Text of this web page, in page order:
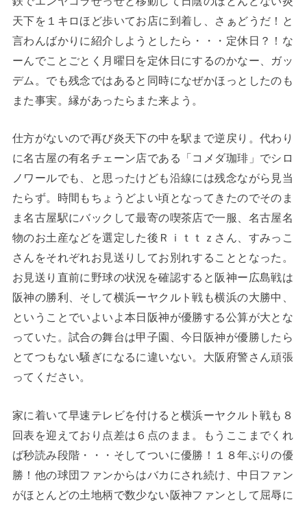
天下を１キロほど歩いてお店に到着し、さぁどうだ！と
言わんばかりに紹介しようとしたら・・・定休日？！な
ーんでことごとく月曜日を定休日にするのかなー、ガッ
デム。でも残念ではあると同時になぜかほっとしたのも
また事実。縁があったらまた来よう。
仕方がないので再び炎天下の中を駅まで逆戻り。代わり
に名古屋の有名チェーン店である「コメダ珈琲」でシロ
ノワールでも、と思ったけども沿線には残念ながら見当
たらず。時間もちょうどよい頃となってきたのでそのま
ま名古屋駅にバックして最寄の喫茶店で一服、名古屋名
物のお土産などを選定した後Ｒｉｔｔｚさん、すみっこ
さんをそれぞれお見送りしてお別れすることとなった。
お見送り直前に野球の状況を確認すると阪神ー広島戦は
阪神の勝利、そして横浜ーヤクルト戦も横浜の大勝中、
ということでいよいよ本日阪神が優勝する公算が大とな
っていた。試合の舞台は甲子園、今日阪神が優勝したら
とてつもない騒ぎになるに違いない。大阪府警さん頑張
ってください。
家に着いて早速テレビを付けると横浜ーヤクルト戦も８
回表を迎えており点差は６点のまま。もうここまでくれ
ば秒読み段階・・・そしてついに優勝！１８年ぶりの優
勝！他の球団ファンからはバカにされ続け、中日ファン
がほとんどの土地柄で数少ない阪神ファンとして屈辱に